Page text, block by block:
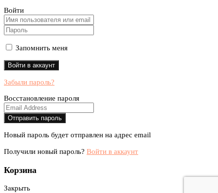
Войти
Запомнить меня
Забыли пароль?
Восстановление пароля
Новый пароль будет отправлен на адрес email
Получили новый пароль? Войти в аккаунт
Корзина
Закрыть